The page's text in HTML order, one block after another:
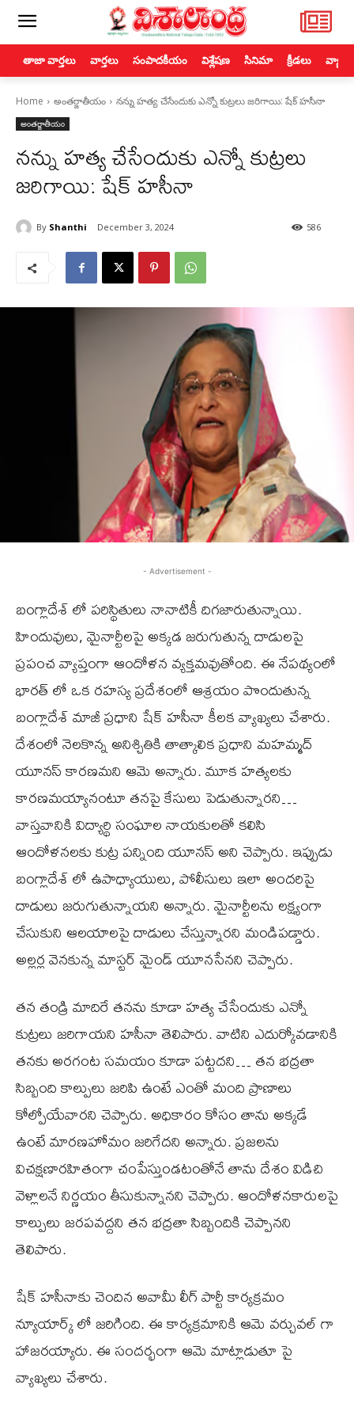
తాజా వార్తలు వార్తలు సంపాదకీయం విశ్లేషణ సినిమా క్రీడలు
Home అంతర్జాతీయం నన్ను హత్య చేసేందుకు ఎన్నో కుట్రలు జరిగాయి: షేక్ హసీనా
అంతర్జాతీయం
నన్ను హత్య చేసేందుకు ఎన్నో కుట్రలు
జరిగాయి: షేక్ హసీనా
By Shanthi December 3, 2024 586
- Advertisement -
బంగ్లాదేశ్ లో పరిస్థితులు నానాటికీ దిగజారుతున్నాయి.
హిందువులు, మైనార్టీలపై అక్కడ జరుగుతున్న దాడులపై
ప్రపంచ వ్యాప్తంగా ఆందోళన వ్యక్తమవుతోంది. ఈ నేపథ్యంలో
భారత్ లో ఒక రహస్య ప్రదేశంలో ఆశ్రయం పొందుతున్న
బంగ్లాదేశ్ మాజీ ప్రధాని షేక్ హసీనా కీలక వ్యాఖ్యలు చేశారు.
దేశంలో నెలకొన్న అనిశ్చితికి తాత్కాలిక ప్రధాని మహమ్మద్
యూనస్ కారణమని ఆమె అన్నారు. మూక హత్యలకు
కారణమయ్యానంటూ తనపై కేసులు పెడుతున్నారని…
వాస్తవానికి విద్యార్థి సంఘాల నాయకులతో కలిసి
ఆందోళనలకు కుట్ర పన్నింది యూనస్ అని చెప్పారు. ఇప్పుడు
బంగ్లాదేశ్ లో ఉపాధ్యాయులు, పోలీసులు ఇలా అందరిపై
దాడులు జరుగుతున్నాయని అన్నారు. మైనార్టీలను లక్ష్యంగా
చేసుకుని ఆలయాలపై దాడులు చేస్తున్నారని మండిపడ్డారు.
అల్లర్ల వెనకున్న మాస్టర్ మైండ్ యూనసేనని చెప్పారు.
తన తండ్రి మాదిరే తనను కూడా హత్య చేసేందుకు ఎన్నో
కుట్రలు జరిగాయని హసీనా తెలిపారు. వాటిని ఎదుర్కోవడానికి
తనకు అరగంట సమయం కూడా పట్టదని… తన భద్రతా
సిబ్బంది కాల్పులు జరిపి ఉంటే ఎంతో మంది ప్రాణాలు
కోల్పోయేవారని చెప్పారు. అధికారం కోసం తాను అక్కడే
ఉంటే మారణహోమం జరిగేదని అన్నారు. ప్రజలను
విచక్షణారహితంగా చంపేస్తుండటంతోనే తాను దేశం విడిచి
వెళ్లాలనే నిర్ణయం తీసుకున్నానని చెప్పారు. ఆందోళనకారులపై
కాల్పులు జరపవద్దని తన భద్రతా సిబ్బందికి చెప్పానని
తెలిపారు.
షేక్ హసీనాకు చెందిన అవామీ లీగ్ పార్టీ కార్యక్రమం
న్యూయార్క్ లో జరిగింది. ఈ కార్యక్రమానికి ఆమె వర్చువల్ గా
హాజరయ్యారు. ఈ సందర్భంగా ఆమె మాట్లాడుతూ పై
వ్యాఖ్యలు చేశారు.